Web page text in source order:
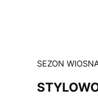
SEZON